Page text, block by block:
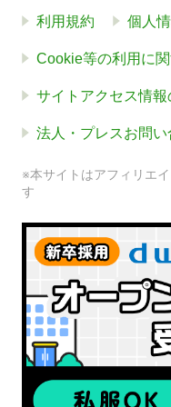
利用規約 個人
Cookie等の利用に
サイトアクセス情
法人・プレスお問い
※本サイトはアフィリエ
す